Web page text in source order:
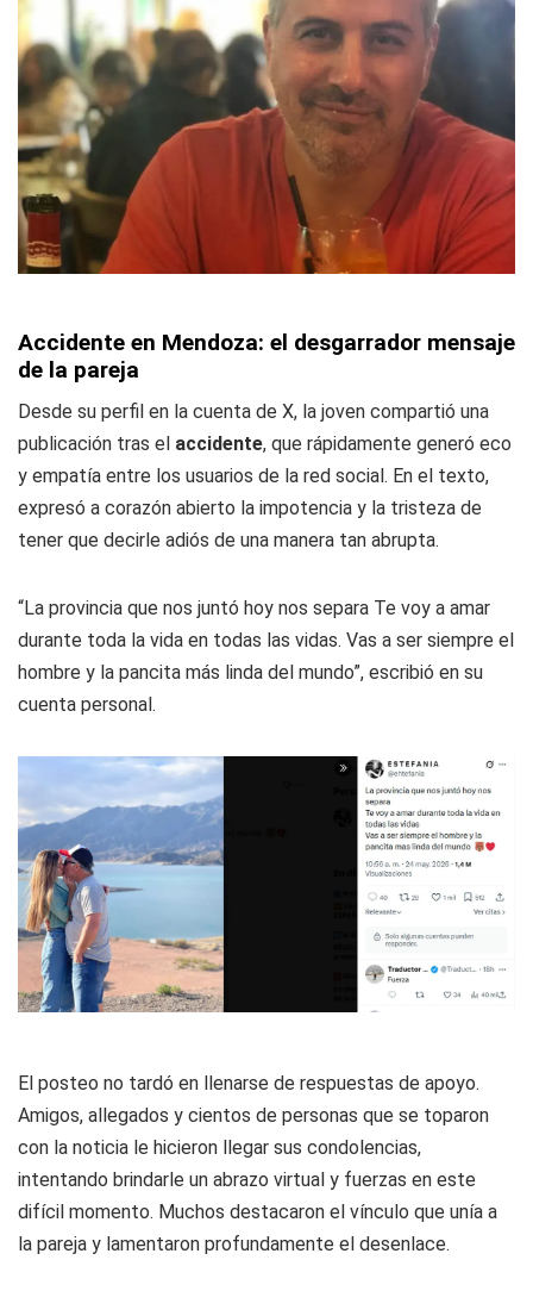
Accidente en Mendoza: el desgarrador mensaje
de la pareja
Desde su perfil en la cuenta de X, la joven compartió una
publicación tras el accidente, que rápidamente generó eco
y empatía entre los usuarios de la red social. En el texto,
expresó a corazón abierto la impotencia y la tristeza de
tener que decirle adiós de una manera tan abrupta.
“La provincia que nos juntó hoy nos separa Te voy a amar
durante toda la vida en todas las vidas. Vas a ser siempre el
hombre y la pancita más linda del mundo”, escribió en su
cuenta personal.
El posteo no tardó en llenarse de respuestas de apoyo.
Amigos, allegados y cientos de personas que se toparon
con la noticia le hicieron llegar sus condolencias,
intentando brindarle un abrazo virtual y fuerzas en este
difícil momento. Muchos destacaron el vínculo que unía a
la pareja y lamentaron profundamente el desenlace.